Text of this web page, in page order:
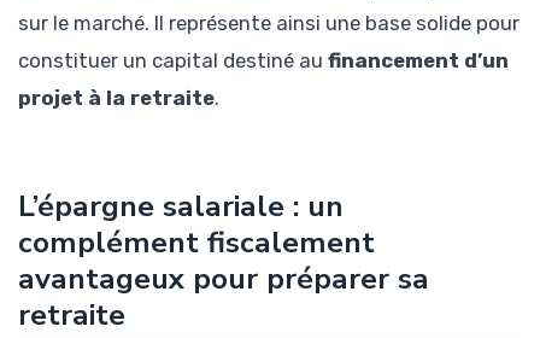
sur le marché. Il représente ainsi une base solide pour
constituer un capital destiné au financement d’un
projet à la retraite.
L’épargne salariale : un
complément fiscalement
avantageux pour préparer sa
retraite